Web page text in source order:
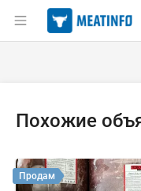
Раздел
Похожие
Продам